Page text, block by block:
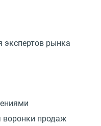
рынка
воронки продаж